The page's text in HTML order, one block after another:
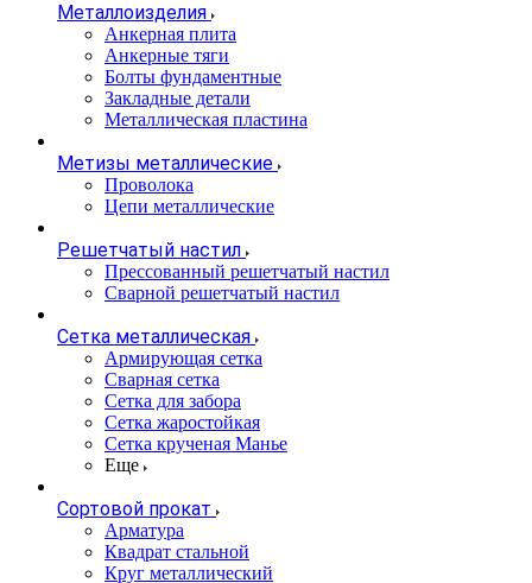
Металлоизделия
Анкерная плита
Анкерные тяги
Болты фундаментные
Закладные детали
Металлическая пластина
Метизы металлические
Проволока
Цепи металлические
Решетчатый настил
Прессованный решетчатый настил
Сварной решетчатый настил
Сетка металлическая
Армирующая сетка
Сварная сетка
Сетка для забора
Сетка жаростойкая
Сетка крученая Манье
Еще
Сортовой прокат
Арматура
Квадрат стальной
Круг металлический